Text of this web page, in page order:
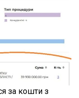
за кошти з